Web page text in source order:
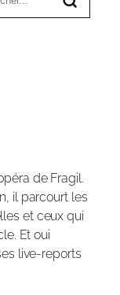
de Fragil.
il parcourt les
et ceux qui
Et oui
live-reports